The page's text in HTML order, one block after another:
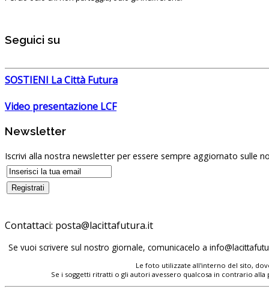
Seguici su
SOSTIENI La Città Futura
Video presentazione LCF
Newsletter
Iscrivi alla nostra newsletter per essere sempre aggiornato sulle
Contattaci: posta@lacittafutura.it
Se vuoi scrivere sul nostro giornale, comunicacelo a
Le foto utilizzate all'interno del sito,
Se i soggetti ritratti o gli autori avessero qualcosa in contrario